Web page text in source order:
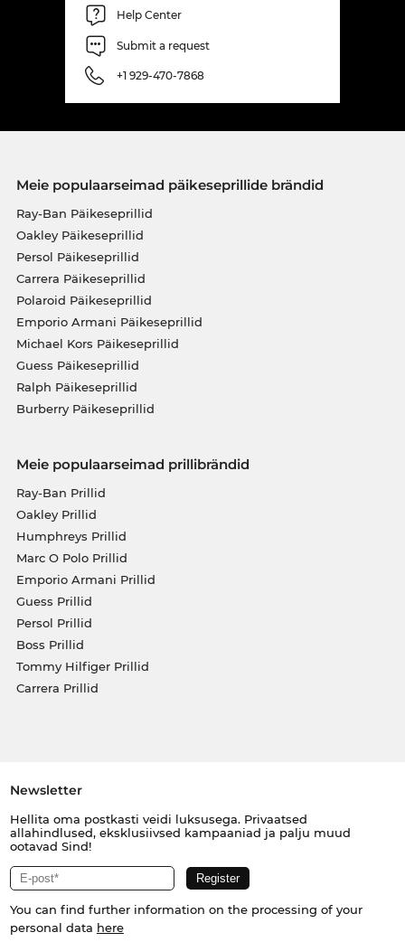
Help Center
Submit a request
+1 929-470-7868
Meie populaarseimad päikeseprillide brändid
Ray-Ban Päikeseprillid
Oakley Päikeseprillid
Persol Päikeseprillid
Carrera Päikeseprillid
Polaroid Päikeseprillid
Emporio Armani Päikeseprillid
Michael Kors Päikeseprillid
Guess Päikeseprillid
Ralph Päikeseprillid
Burberry Päikeseprillid
Meie populaarseimad prillibrändid
Ray-Ban Prillid
Oakley Prillid
Humphreys Prillid
Marc O Polo Prillid
Emporio Armani Prillid
Guess Prillid
Persol Prillid
Boss Prillid
Tommy Hilfiger Prillid
Carrera Prillid
Newsletter
Hellita oma postkasti veidi luksusega. Privaatsed
allahindlused, eksklusiivsed kampaaniad ja palju muud
ootavad Sind!
You can find further information on the processing of your
personal data here